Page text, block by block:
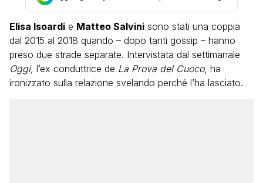
Elisa Isoardi e Matteo Salvini sono stati una coppia
dal 2015 al 2018 quando – dopo tanti gossip – hanno
preso due strade separate. Intervistata dal settimanale
Oggi, l’ex conduttrice de La Prova del Cuoco, ha
ironizzato sulla relazione svelando perché l’ha lasciato.